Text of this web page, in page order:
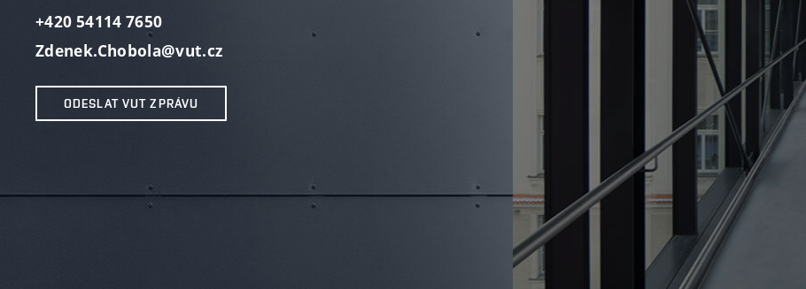
+420 54114 7650
Zdenek.Chobola@vut.cz
ODESLAT VUT ZPRÁVU